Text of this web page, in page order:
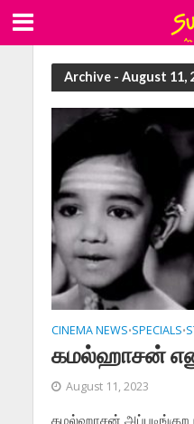
Archive - August 11,
CINEMA NEWS•SPECIALS•
கமல்ஹாசன்
August 11, 2023
கமல்ஹாசன்